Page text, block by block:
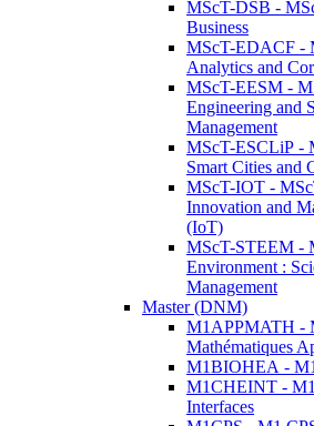
MScT-DSB -
Business
MScT-EDACF -
Analytics and
MScT-EESM -
Engineering and
Management
MScT-ESCLiP -
Smart Cities and
MScT-IOT -
Innovation and
(IoT)
MScT-STEEM -
Environment :
Management
Master (DNM)
M1APPMATH -
Mathématiques
M1BIOHEA -
M1CHEINT -
Interfaces